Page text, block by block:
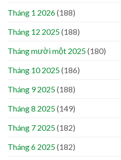
Tháng 1 2026(188)
Tháng 12 2025(188)
Tháng mười một 2025(180)
Tháng 10 2025(186)
Tháng 9 2025(188)
Tháng 8 2025(149)
Tháng 7 2025(182)
Tháng 6 2025(182)